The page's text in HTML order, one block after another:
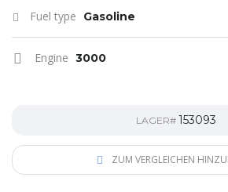
Fuel type Gasoline
Engine 3000
LAGER# 153093
ZUM VERGLEICHEN